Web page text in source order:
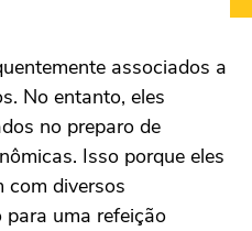
associados a
No entanto, eles
no preparo de
Isso porque eles
com diversos
uma refeição